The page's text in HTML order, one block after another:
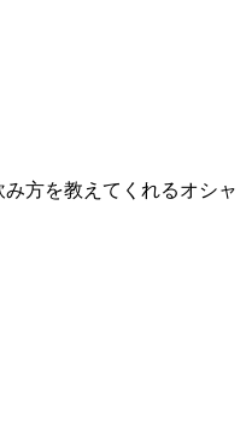
方を教えてくれるオシャ